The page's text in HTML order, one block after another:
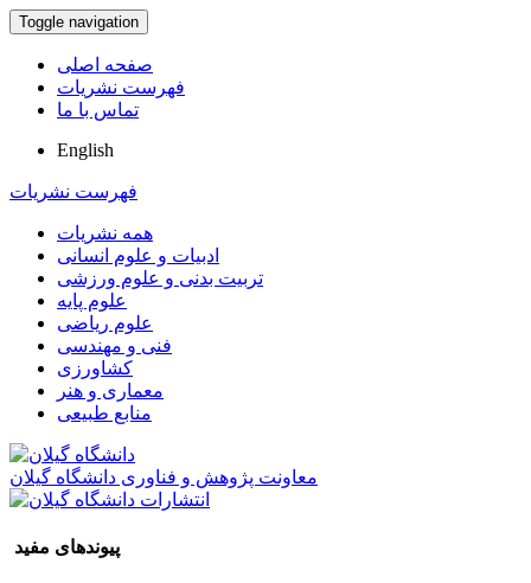
Toggle navigation
صفحه اصلی
فهرست نشریات
تماس با ما
English
فهرست نشریات
همه نشریات
ادبیات و علوم انسانی
تربیت بدنی و علوم ورزشی
علوم پایه
علوم ریاضی
فنی و مهندسی
کشاورزی
معماری و هنر
منابع طبیعی
معاونت پژوهش و فناوری دانشگاه گیلان
پیوندهای مفید